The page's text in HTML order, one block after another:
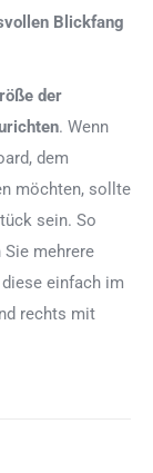
Blickfang
der
. Wenn
dem
möchten, sollte
sein. So
mehrere
einfach im
rechts mit